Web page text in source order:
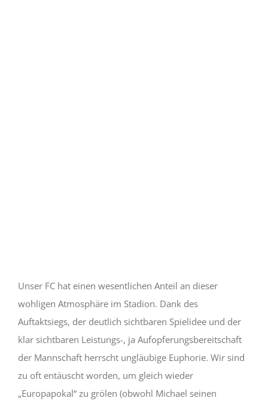
Unser FC hat einen wesentlichen Anteil an dieser
wohligen Atmosphäre im Stadion. Dank des
Auftaktsiegs, der deutlich sichtbaren Spielidee und der
klar sichtbaren Leistungs-, ja Aufopferungsbereitschaft
der Mannschaft herrscht ungläubige Euphorie. Wir sind
zu oft entäuscht worden, um gleich wieder
„Europapokal“ zu grölen (obwohl Michael seinen